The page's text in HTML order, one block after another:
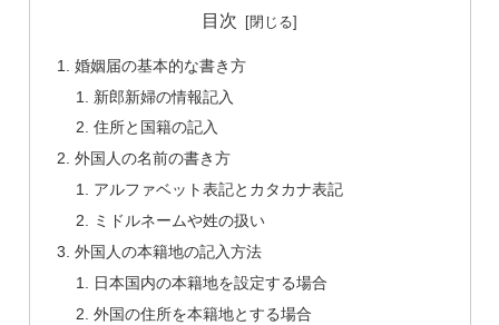
目次
婚姻届の基本的な書き方
新郎新婦の情報記入
住所と国籍の記入
外国人の名前の書き方
アルファベット表記とカタカナ表記
ミドルネームや姓の扱い
外国人の本籍地の記入方法
日本国内の本籍地を設定する場合
外国の住所を本籍地とする場合